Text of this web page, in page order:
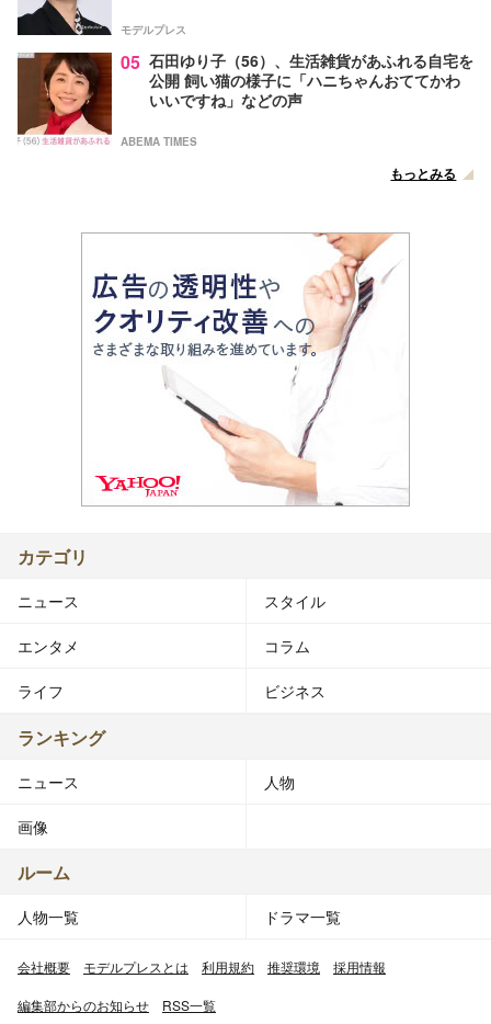
モデルプレス
05 石田ゆり子（56）、生活雑貨があふれる自宅を
公開 飼い猫の様子に「ハニちゃんおててかわ
いいですね」などの声
ABEMA TIMES
もっとみる
カテゴリ
ニュース スタイル
エンタメ コラム
ライフ ビジネス
ランキング
ニュース 人物
画像
ルーム
人物一覧 ドラマ一覧
会社概要 モデルプレスとは 利用規約 推奨環境 採用情報
編集部からのお知らせ RSS一覧